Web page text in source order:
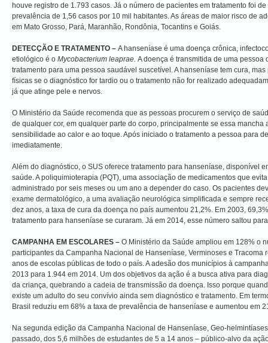
houve registro de 1.793 casos. Já o número de pacientes em tratamento foi
prevalência de 1,56 casos por 10 mil habitantes. As áreas de maior risco de
em Mato Grosso, Pará, Maranhão, Rondônia, Tocantins e Goiás.
DETECÇÃO E TRATAMENTO – A hanseníase é uma doença crônica,
etiológico é o Mycobacterium leaprae. A doença é transmitida de uma pessoa
tratamento para uma pessoa saudável suscetível. A hanseníase tem cura,
físicas se o diagnóstico for tardio ou o tratamento não for realizado
já que atinge pele e nervos.
O Ministério da Saúde recomenda que as pessoas procurem o serviço de
de qualquer cor, em qualquer parte do corpo, principalmente se essa mancha
sensibilidade ao calor e ao toque. Após iniciado o tratamento a pessoa para
imediatamente.
Além do diagnóstico, o SUS oferece tratamento para hanseníase, disponível
saúde. A poliquimioterapia (PQT), uma associação de medicamentos que
administrado por seis meses ou um ano a depender do caso. Os pacientes
exame dermatológico, a uma avaliação neurológica simplificada e sempre
dez anos, a taxa de cura da doença no país aumentou 21,2%. Em 2003,
tratamento para hanseníase se curaram. Já em 2014, esse número saltou
CAMPANHA EM ESCOLARES – O Ministério da Saúde ampliou em 128% o
participantes da Campanha Nacional de Hanseníase, Verminoses e Tracoma
anos de escolas públicas de todo o país. A adesão dos municípios à
2013 para 1.944 em 2014. Um dos objetivos da ação é a busca ativa para
da criança, quebrando a cadeia de transmissão da doença. Isso porque
existe um adulto do seu convívio ainda sem diagnóstico e tratamento. Em
Brasil reduziu em 68% a taxa de prevalência de hanseníase e aumentou em
Na segunda edição da Campanha Nacional de Hanseníase, Geo-
passado, dos 5,6 milhões de estudantes de 5 a 14 anos – público-alvo da